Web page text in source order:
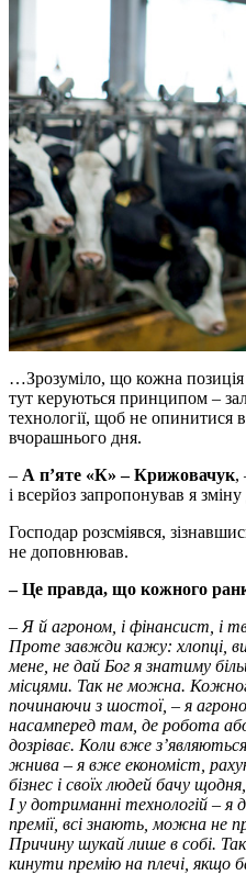
…Зрозуміло, що кожна
тут керуються принципом –
технології, щоб не опинитися
вчорашнього дня.
– А п’яте «К» – Крижовачук,
і всерйоз запропонував я
Господар розсміявся,
не доповнював.
– Це правда, що кожного
– Я й агроном, і фінансист, і
Проте завжди кажу: хлопці,
мене, не дай Бог я знатиму
місцями. Так не можна.
починаючи з шостої, – я
насамперед там, де робота
дозріває. Коли вже
жнива – я вже економіст,
бізнес і своїх людей бачу
І у дотриманні технологій –
премії, всі знають, можна не
Причину шукай лише в собі.
кинути премію на плечі, якщо